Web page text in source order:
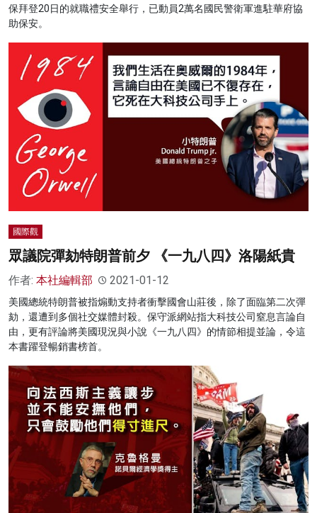
保拜登20日的就職禮安全舉行，已動員2萬名國民警衛軍進駐華府協
助保安。
國際觀
眾議院彈劾特朗普前夕 《一九八四》洛陽紙貴
作者: 本社編輯部 2021-01-12
美國總統特朗普被指煽動支持者衝擊國會山莊後，除了面臨第二次彈
劾，還遭到多個社交媒體封殺。保守派網站指大科技公司窒息言論自
由，更有評論將美國現況與小說《一九八四》的情節相提並論，令這
本書躍登暢銷書榜首。